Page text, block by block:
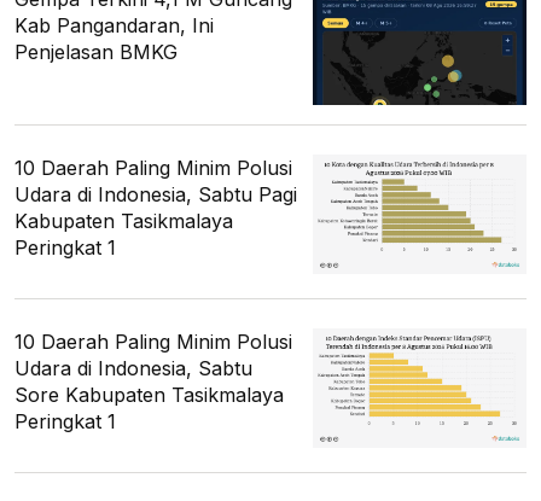
Kab Pangandaran, Ini
Penjelasan BMKG
10 Daerah Paling Minim Polusi
Udara di Indonesia, Sabtu Pagi
Kabupaten Tasikmalaya
Peringkat 1
10 Daerah Paling Minim Polusi
Udara di Indonesia, Sabtu
Sore Kabupaten Tasikmalaya
Peringkat 1